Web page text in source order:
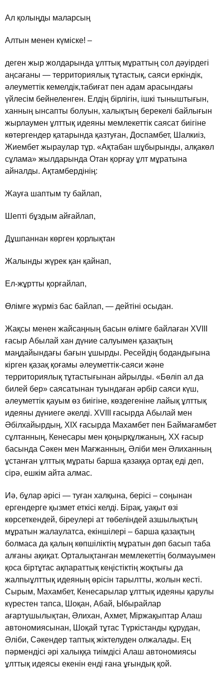
Ал қолыңды маларсың
Алтын менен күмiске! –
деген жыр жолдарында ұлттық мұраттың сол дәуiрдегi
аңсағаны — территориялық тұтастық, саяси еркiндiк,
әлеуметтiк кемелдiк,табиғат пен адам арасындағы
үйлесiм бейнеленген. Елдiң бiрлiгiн, iшкi тыныштығын,
ханның ынсапты болуын, халықтың берекелi байлығын
жырлаумен ұлттық идеяны мемлекеттiк саясат биiгiне
көтергендер қатарында қазтуған, Доспамбет, Шалкиiз,
Жиембет жыраулар тұр. «Ақтабан шұбырынды, алқакөл
сұлама» жылдарында Отан қорғау ұлт мұратына
айналды. Ақтамбердiнiң:
Жауға шаптым ту байлап,
Шептi бұздым айғайлап,
Дұшпаннан көрген қорлықтан
Жалынды жүрек қан қайнап,
Ел-жұртты қорғайлап,
Өлiмге жүрмiз бас байлап, — дейтiнi осыдан.
Жақсы менен жайсаңның басын өлiмге байлаған ХVIII
ғасыр Абылай хан дүние салуымен қазақтың
маңдайындағы бағын ұшырды. Ресейдiң бодандығына
кiрген қазақ қоғамы әлеуметтiк-саяси және
территориялық тұтастығынан айрылды. «Бөлiп ал да
билей бер» саясатынан туындаған әрбiр саяси күш,
әлеуметтiк қауым өз биiгiне, көздегенiне лайық ұлттық
идеяны дүниеге әкелдi. ХVIII ғасырда Абылай мен
Әбiлхайырдың, ХІХ ғасырда Махамбет пен Баймағамбет
сұлтанның, Кенесары мен қоңырқұлжаның, ХХ ғасыр
басында Сәкен мен Мағжанның, Әлiби мен Әлиханның
ұстанған ұлттық мұраты барша қазаққа ортақ едi деп,
сiрә, ешкiм айта алмас.
Иә, бұлар әрiсi — туған халқына, берiсi – соңынан
ергендерге қызмет еткiсi келдi. Бiрақ, уақыт өзi
көрсеткендей, бiреулерi ат төбелiндей азшылықтың
мұратын жалаулатса, екiншiлерi – барша қазақтың
болмаса да қалың көпшiлiктiң мұратын дөп басып таба
алғаны ақиқат. Орталықтанған мемлекеттiң болмауымен
қоса бiртұтас ақпараттық кеңiстiктiң жоқтығы да
жалпыұлттық идеяның өрiсiн тарылтты, жолын кестi.
Сырым, Махамбет, Кенесарылар ұлттық идеяны қарулы
күрестен тапса, Шоқан, Абай, Ыбырайлар
ағартушылықтан, Әлихан, Ахмет, Мiржақыптар Алаш
автономиясынан, Шоқай тұтас Түркiстанды құрудан,
Әлiби, Сәкендер таптық жiктелуден олжалады. Ең
пәрмендiсi әрi халыққа тиiмдiсi Алаш автономиясы
ұлттық идеясы екенiн ендi ғана ұғындық қой.